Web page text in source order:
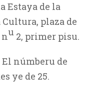
Estaya de la
plaza de
u 2, primer pisu.
númberu de
ye de 25.